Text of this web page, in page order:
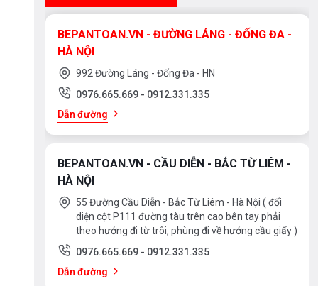
BEPANTOAN.VN - ĐƯỜNG LÁNG - ĐỐNG ĐA -
HÀ NỘI
992 Đường Láng - Đống Đa - HN
0976.665.669 - 0912.331.335
Dẫn đường
BEPANTOAN.VN - CẦU DIỄN - BẮC TỪ LIÊM -
HÀ NỘI
55 Đường Cầu Diễn - Bắc Từ Liêm - Hà Nội ( đối
diện cột P111 đường tàu trên cao bên tay phải
theo hướng đi từ trôi, phùng đi về hướng cầu giấy )
0976.665.669 - 0912.331.335
Dẫn đường